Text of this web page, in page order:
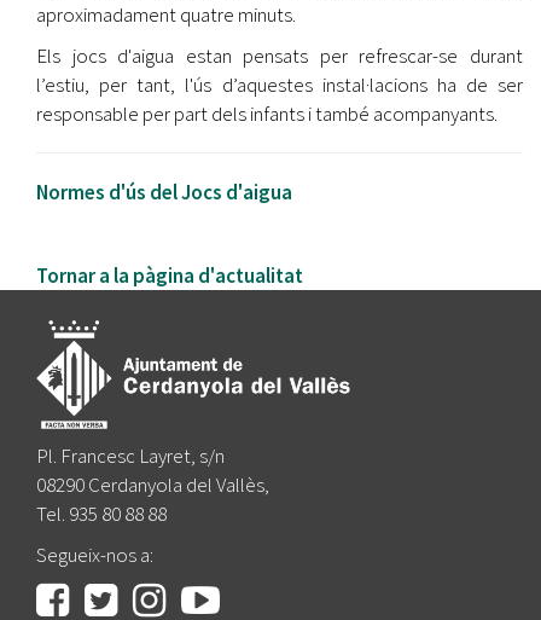
aproximadament quatre minuts.
Els jocs d'aigua estan pensats per refrescar-se durant
l’estiu, per tant, l'ús d’aquestes instal·lacions ha de ser
responsable per part dels infants i també acompanyants.
Normes d'ús del Jocs d'aigua
Tornar a la pàgina d'actualitat
Pl. Francesc Layret, s/n
08290 Cerdanyola del Vallès,
Tel. 935 80 88 88
Segueix-nos a: